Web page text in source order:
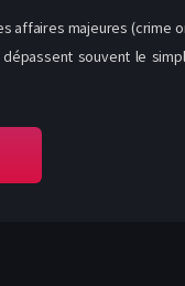
majeures (crime
souvent le